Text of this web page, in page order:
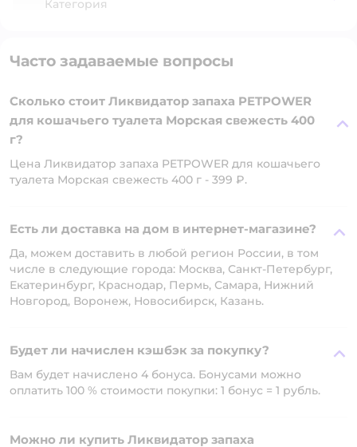
Категория
Часто задаваемые вопросы
Сколько стоит Ликвидатор запаха PETPOWER
для кошачьего туалета Морская свежесть 400
г?
Цена Ликвидатор запаха PETPOWER для кошачьего
туалета Морская свежесть 400 г - 399 ₽.
Есть ли доставка на дом в интернет-магазине?
Да, можем доставить в любой регион России, в том
числе в следующие города: Москва, Санкт-Петербург,
Екатеринбург, Краснодар, Пермь, Самара, Нижний
Новгород, Воронеж, Новосибирск, Казань.
Будет ли начислен кэшбэк за покупку?
Вам будет начислено 4 бонуса. Бонусами можно
оплатить 100 % стоимости покупки: 1 бонус = 1 рубль.
Можно ли купить Ликвидатор запаха